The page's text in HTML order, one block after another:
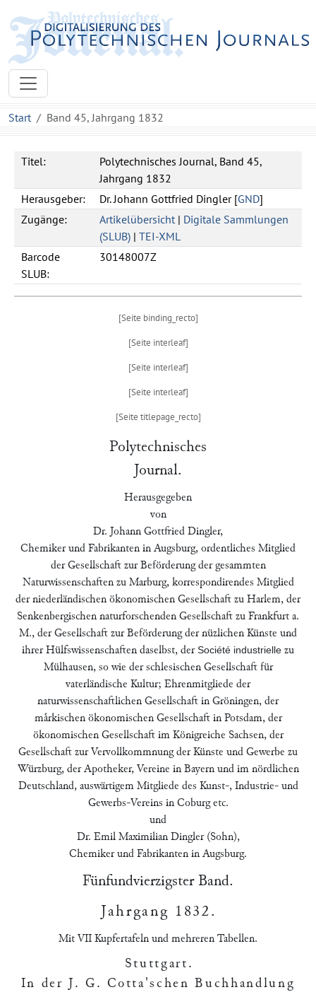
Start Band 45, Jahrgang 1832
Titel:
Polytechnisches Journal, Band 45,
Jahrgang 1832
Herausgeber:
Dr. Johann Gottfried Dingler [GND]
Zugänge:
Artikelübersicht | Digitale Sammlungen
(SLUB) | TEI-XML
Barcode
SLUB:
30148007Z
Polytechnisches
Journal.
Herausgegeben
von
Dr. Johann Gottfried Dingler,
Chemiker und Fabrikanten in Augsburg, ordentliches Mitglied
der Gesellschaft zur Beförderung der gesammten
Naturwissenschaften zu Marburg, korrespondirendes Mitglied
der niederländischen ökonomischen Gesellschaft zu Harlem, der
Senkenbergischen naturforschenden Gesellschaft zu Frankfurt a.
M., der Gesellschaft zur Beförderung der nüzlichen Künste und
ihrer Hülfswissenschaften daselbst, der Société industrielle zu
Mülhausen, so wie der schlesischen Gesellschaft für
vaterländische Kultur; Ehrenmitgliede der
naturwissenschaftlichen Gesellschaft in Gröningen, der
maͤrkischen ökonomischen Gesellschaft in Potsdam, der
ökonomischen Gesellschaft im Königreiche Sachsen, der
Gesellschaft zur Vervollkommnung der Künste und Gewerbe zu
Würzburg, der Apotheker, Vereine in Bayern und im nördlichen
Deutschland, auswärtigem Mitgliede des Kunst-, Industrie- und
Gewerbs-Vereins in Coburg etc.
und
Dr. Emil Maximilian Dingler (Sohn),
Chemiker und Fabrikanten in Augsburg.
Fünfundvierzigster Band.
Jahrgang 1832.
Mit VII Kupfertafeln und mehreren Tabellen.
Stuttgart .
In der J. G. Cotta'schen Buchhandlung